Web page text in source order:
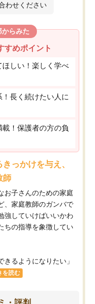
わせください
らみた
すめポイント
ほしい！楽しく学べ
長く続けたい人に
！保護者の方の負
っかけを与え、
師
お子さんのための家庭
、家庭教師のガンバで
強していけばいいかわ
ちの指導を象徴してい
るようになりたい」
を読む